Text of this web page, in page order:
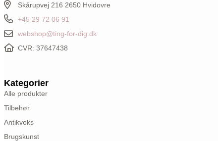
Skårupvej 216 2650 Hvidovre
+45 29 72 06 91
webshop@ting-for-dig.dk
CVR: 37647438
Kategorier
Alle produkter
Tilbehør
Antikvoks
Brugskunst